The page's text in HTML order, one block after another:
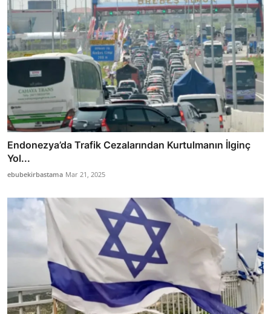
Endonezya’da Trafik Cezalarından Kurtulmanın İlginç
Yol...
ebubekirbastama Mar 21, 2025